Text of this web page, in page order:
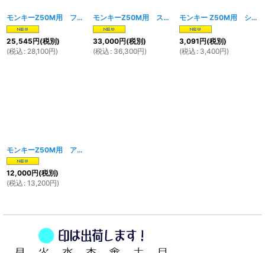
モンキーZ50M用 フロントフォーク レッド [1753w]
25,545円(税別)
(税込 : 28,100円)
モンキーZ50M用 スチールフレーム レッド [
33,000円(税別)
(税込 : 36,300円)
モンキー Z50M用 シートキャッチ
3,091円(税別)
(税込 : 3,400円)
モンキーZ50M用 アルミトップブリッジ（ステアリングハンドルホルダー）
12,000円(税別)
(税込 : 13,200円)